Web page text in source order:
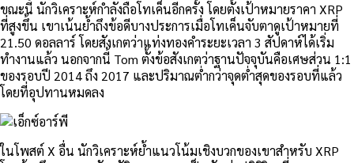
ขณะนี้ นักวิเคราะห์กำลังถือโทเค็นอีกครั้ง โดยตั้งเป้าหมายราคา XRP
ที่สูงขึ้น เขาเน้นย้ำถึงข้อดีบางประการเมื่อโทเค็นจับตาดูเป้าหมายที่
21.50 ดอลลาร์ โดยสังเกตว่าแท่งทองคำระยะเวลา 3 สัปดาห์ได้เริ่ม
ทำงานแล้ว นอกจากนี้ Tom ตั้งข้อสังเกตว่าฐานปัจจุบันคือเศษส่วน 1:1
ของรอบปี 2014 ถึง 2017 และปริมาณต่ำกว่าจุดต่ำสุดของรอบที่แล้ว
โดยที่อุปทานหมดลง
ในโพสต์ X อื่น นักวิเคราะห์ย้ำแนวโน้มเชิงบวกของเขาสำหรับ XRP